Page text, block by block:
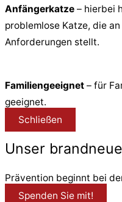
Anfängerkatze – hierbei
problemlose Katze, die
Anforderungen stellt.
Familiengeeignet – für
geeignet.
Schließen
Unser
Prävention beginnt bei
Spenden Sie mit!